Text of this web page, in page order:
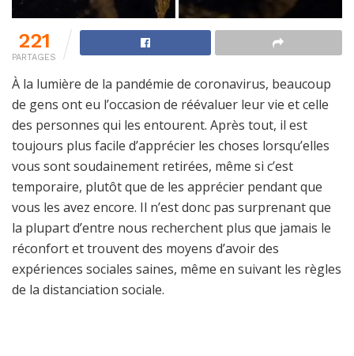
221
PARTAGES
À la lumière de la pandémie de coronavirus, beaucoup
de gens ont eu l’occasion de réévaluer leur vie et celle
des personnes qui les entourent. Après tout, il est
toujours plus facile d’apprécier les choses lorsqu’elles
vous sont soudainement retirées, même si c’est
temporaire, plutôt que de les apprécier pendant que
vous les avez encore. Il n’est donc pas surprenant que
la plupart d’entre nous recherchent plus que jamais le
réconfort et trouvent des moyens d’avoir des
expériences sociales saines, même en suivant les règles
de la distanciation sociale.